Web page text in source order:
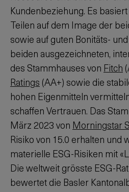
Kundenbeziehung. Es
Teilen auf dem Image der
sowie auf guten Bonitäts-
beiden ausgezeichneten,
des Stammhauses von Fitch
Ratings (AA+) sowie die
hohen Eigenmitteln
schaffen Vertrauen. Das
März 2023 von Morningstar
Risiko von 15.0 erhalten und
materielle ESG-Risiken mit
Die weltweit grösste ESG-
bewertet die Basler